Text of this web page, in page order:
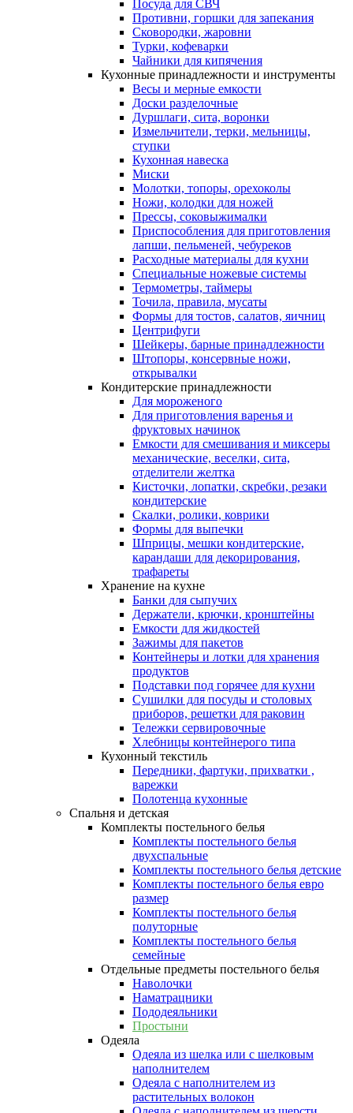
Посуда для СВЧ
Противни, горшки для запекания
Сковородки, жаровни
Турки, кофеварки
Чайники для кипячения
Кухонные принадлежности и инструменты
Весы и мерные емкости
Доски разделочные
Дуршлаги, сита, воронки
Измельчители, терки, мельницы,
ступки
Кухонная навеска
Миски
Молотки, топоры, орехоколы
Ножи, колодки для ножей
Прессы, соковыжималки
Приспособления для приготовления
лапши, пельменей, чебуреков
Расходные материалы для кухни
Специальные ножевые системы
Термометры, таймеры
Точила, правила, мусаты
Формы для тостов, салатов, яичниц
Центрифуги
Шейкеры, барные принадлежности
Штопоры, консервные ножи,
открывалки
Кондитерские принадлежности
Для мороженого
Для приготовления варенья и
фруктовых начинок
Емкости для смешивания и миксеры
механические, веселки, сита,
отделители желтка
Кисточки, лопатки, скребки, резаки
кондитерские
Скалки, ролики, коврики
Формы для выпечки
Шприцы, мешки кондитерские,
карандаши для декорирования,
трафареты
Хранение на кухне
Банки для сыпучих
Держатели, крючки, кронштейны
Емкости для жидкостей
Зажимы для пакетов
Контейнеры и лотки для хранения
продуктов
Подставки под горячее для кухни
Сушилки для посуды и столовых
приборов, решетки для раковин
Тележки сервировочные
Хлебницы контейнерого типа
Кухонный текстиль
Передники, фартуки, прихватки ,
варежки
Полотенца кухонные
Спальня и детская
Комплекты постельного белья
Комплекты постельного белья
двухспальные
Комплекты постельного белья детские
Комплекты постельного белья евро
размер
Комплекты постельного белья
полуторные
Комплекты постельного белья
семейные
Отдельные предметы постельного белья
Наволочки
Наматрацники
Пододеяльники
Простыни
Одеяла
Одеяла из шелка или с шелковым
наполнителем
Одеяла с наполнителем из
растительных волокон